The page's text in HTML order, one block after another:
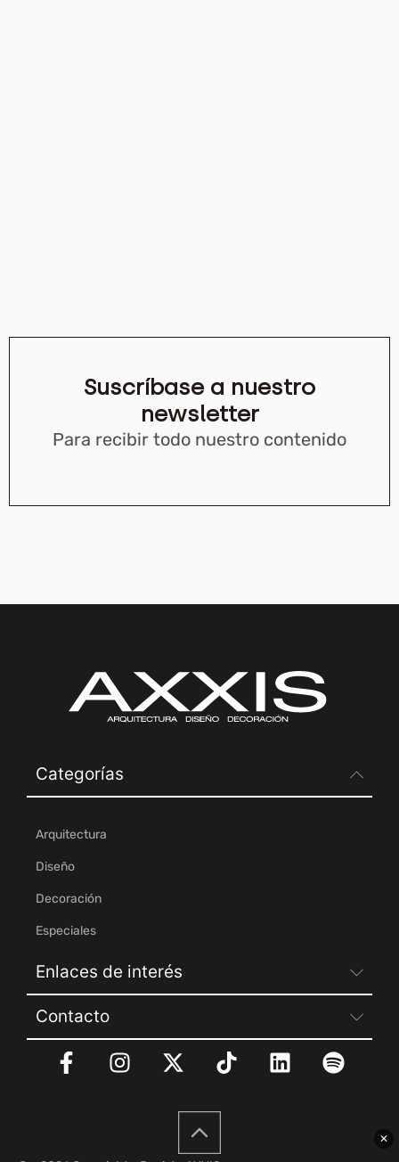
Suscríbase a nuestro
newsletter
Para recibir todo nuestro contenido
✕
Categorías
Arquitectura
Diseño
Decoración
Especiales
Enlaces de interés
Contacto